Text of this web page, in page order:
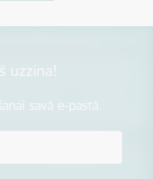
uzzina!
savā e-pastā.